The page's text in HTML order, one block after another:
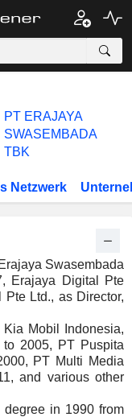
PT ERAJAYA
SWASEMBADA
TBK
Netzwerk
Swasembada
Erajaya Digital Pte
Ltd., as Director,
Mobil Indonesia,
2005, PT Puspita
PT Multi Media
and various other
degree in 1990 from